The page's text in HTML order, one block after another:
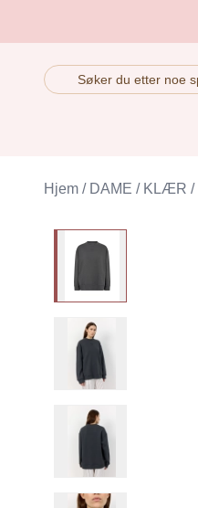
Hjem / DAME / KLÆR /